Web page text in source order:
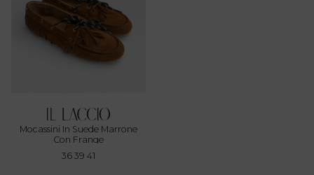
Mocassini In Suede Marrone
Con Frange
36 39 41